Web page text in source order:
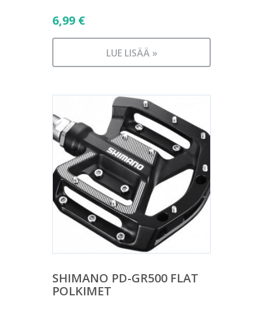
6,99 €
LUE LISÄÄ »
SHIMANO PD-GR500 FLAT
POLKIMET